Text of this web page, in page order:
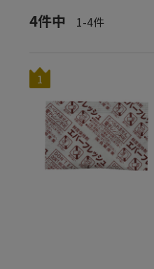
4件中 1-4件
1